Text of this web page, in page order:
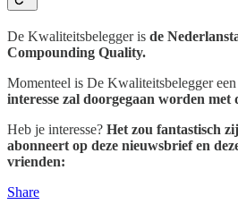
De Kwaliteitsbelegger is de
Compounding Quality.
Momenteel is De Kwaliteitsbelegger een
interesse zal doorgegaan worden
Heb je interesse? Het zou fantastisch
abonneert op deze nieuwsbrief en
vrienden:
Share